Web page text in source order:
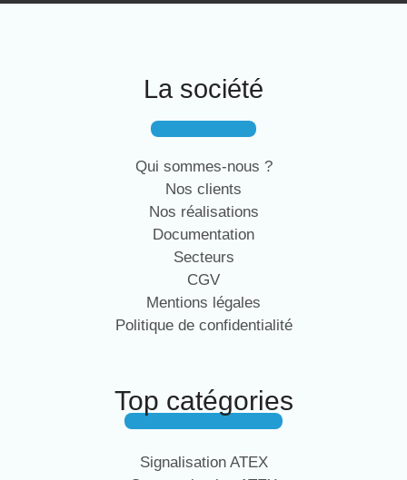
La société
Qui sommes-nous ?
Nos clients
Nos réalisations
Documentation
Secteurs
CGV
Mentions légales
Politique de confidentialité
Top catégories
Signalisation ATEX